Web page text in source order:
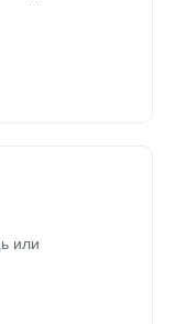
или